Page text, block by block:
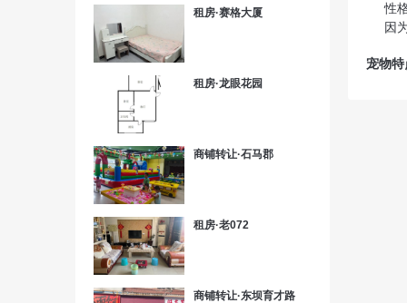
租房·赛格大厦
租房·龙眼花园
商铺转让·石马郡
租房·老072
商铺转让·东坝育才路
性
因
宠物特